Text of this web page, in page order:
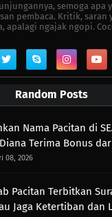
semoga apa
pembaca. Kritik, saran
apalagi ngajak ngopi.
Random Posts
Nama Pacitan di
Terima Bonus
08, 2026
Pacitan Terbitkan
Jaga Ketertiban dan